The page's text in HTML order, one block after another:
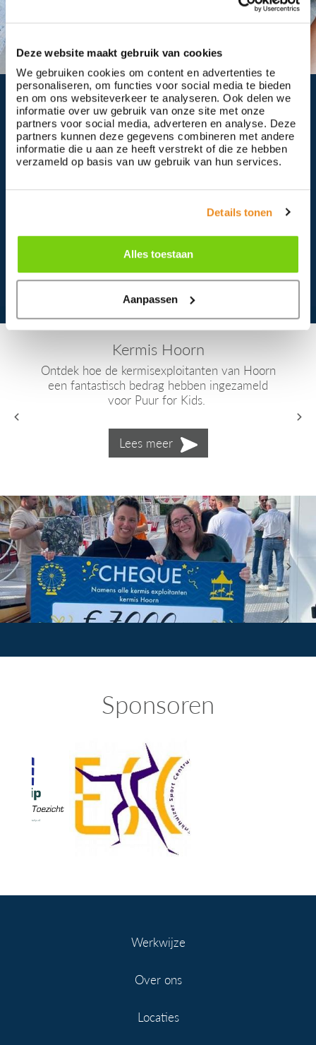
Deze website maakt gebruik van cookies
We gebruiken cookies om content en advertenties te
personaliseren, om functies voor social media te bieden
en om ons websiteverkeer te analyseren. Ook delen we
informatie over uw gebruik van onze site met onze
partners voor social media, adverteren en analyse. Deze
partners kunnen deze gegevens combineren met andere
informatie die u aan ze heeft verstrekt of die ze hebben
verzameld op basis van uw gebruik van hun services.
Details tonen
Alles toestaan
Aanpassen
Speciale aanvraag
Er zijn veel kindjes in ons land die niet de magie
van kerst kennen zoals het ze gegund is. Het is
echter niet eenvoudig om al deze kinderen te
vinden. Daarom bieden we de mogelijkheid om
kinderen die niet direct via de voedselbank
speciale aanvraag formulier in.
Kermis Hoorn
Ontdek hoe de kermisexploitanten van Hoorn
een fantastisch bedrag hebben ingezameld
voor Puur for Kids.
Lees meer
Sponsoren
Werkwijze
Over ons
Locaties